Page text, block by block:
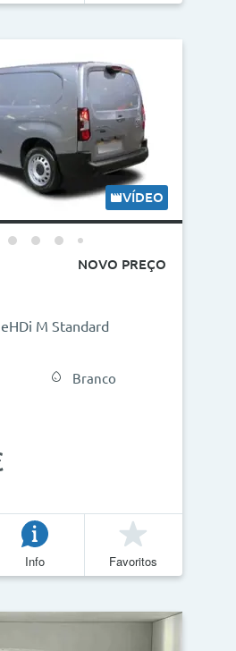
VÍDEO
NOVO PREÇO
M Standard
Branco
Info Favoritos